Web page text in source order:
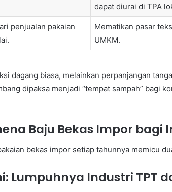
dapat diurai di TPA
penjualan pakaian
Mematikan pasar
UMKM.
dagang biasa, melainkan perpanjangan
dipaksa menjadi “tempat sampah” bagi
Baju Bekas Impor bagi
bekas impor setiap tahunnya memicu
Lumpuhnya Industri TPT